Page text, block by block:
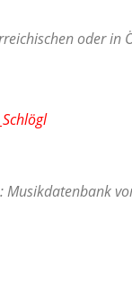
oder in